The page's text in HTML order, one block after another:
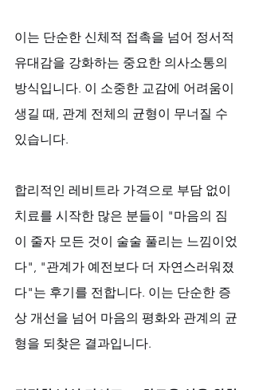
이는 단순한 신체적 접촉을 넘어 정서적
유대감을 강화하는 중요한 의사소통의
방식입니다. 이 소중한 교감에 어려움이
생길 때, 관계 전체의 균형이 무너질 수
있습니다.
합리적인 레비트라 가격으로 부담 없이
치료를 시작한 많은 분들이 "마음의 짐
이 줄자 모든 것이 술술 풀리는 느낌이었
다", "관계가 예전보다 더 자연스러워졌
다"는 후기를 전합니다. 이는 단순한 증
상 개선을 넘어 마음의 평화와 관계의 균
형을 되찾은 결과입니다.